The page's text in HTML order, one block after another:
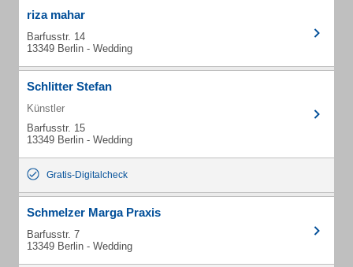
riza mahar
Barfusstr. 14
13349 Berlin - Wedding
Schlitter Stefan
Künstler
Barfusstr. 15
13349 Berlin - Wedding
Gratis-Digitalcheck
Schmelzer Marga Praxis
Barfusstr. 7
13349 Berlin - Wedding